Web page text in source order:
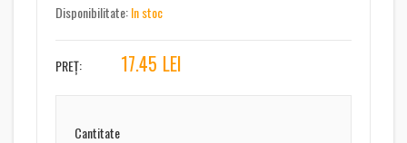
Disponibilitate:In stoc
PREȚ: 17.45 LEI
Cantitate